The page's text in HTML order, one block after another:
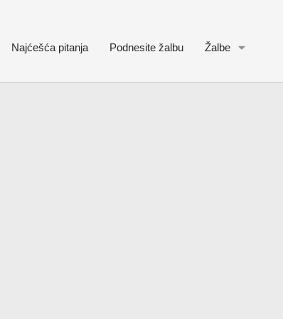
Najćešća pitanja Podnesite žalbu Žalbe